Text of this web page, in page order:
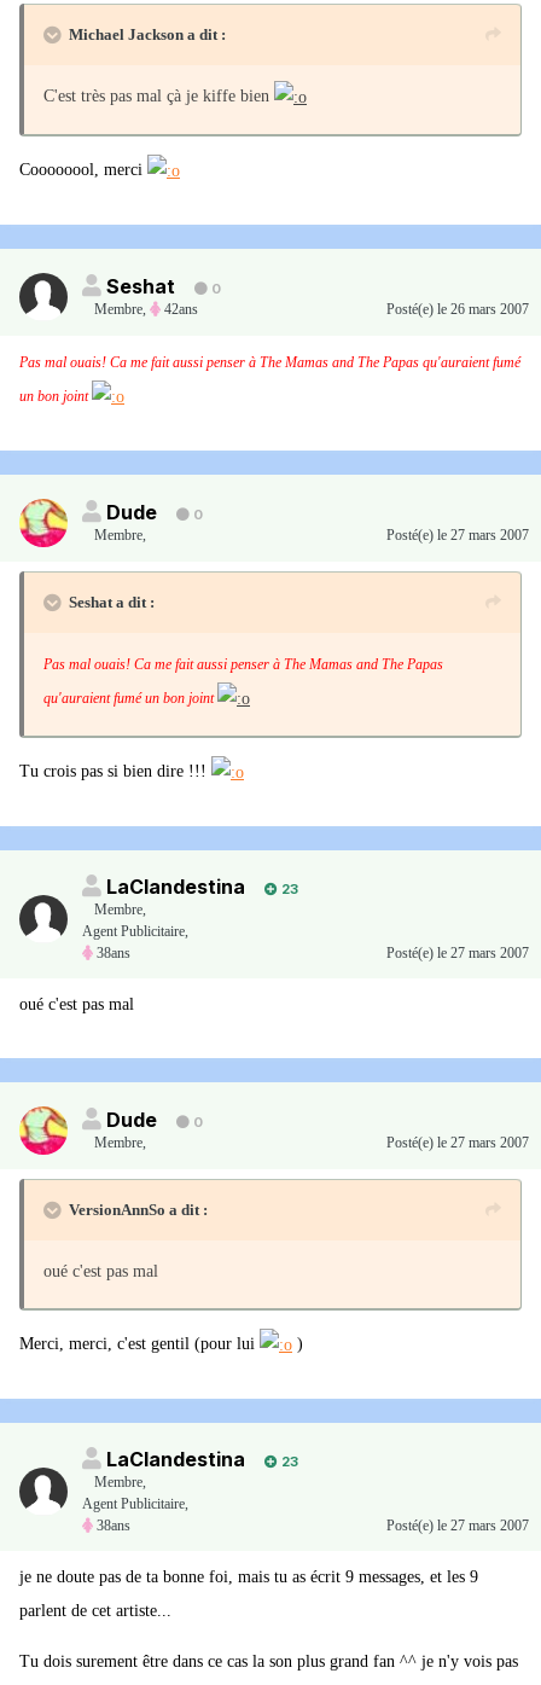
Michael Jackson a dit :
C'est très pas mal çà je kiffe bien
Coooooool, merci
Seshat
0
Membre, 42ans Posté(e) le 26 mars 2007
Pas mal ouais! Ca me fait aussi penser à The Mamas and The Papas qu'auraient fumé
un bon joint
Dude
0
Membre, Posté(e) le 27 mars 2007
Seshat a dit :
Pas mal ouais! Ca me fait aussi penser à The Mamas and The Papas
qu'auraient fumé un bon joint
Tu crois pas si bien dire !!!
LaClandestina
23
Membre,
Agent Publicitaire,
38ans
Posté(e) le 27 mars 2007
oué c'est pas mal
Dude
0
Membre, Posté(e) le 27 mars 2007
VersionAnnSo a dit :
oué c'est pas mal
Merci, merci, c'est gentil (pour lui )
LaClandestina
23
Membre,
Agent Publicitaire,
38ans
Posté(e) le 27 mars 2007
je ne doute pas de ta bonne foi, mais tu as écrit 9 messages, et les 9
parlent de cet artiste...
Tu dois surement être dans ce cas la son plus grand fan ^^ je n'y vois pas